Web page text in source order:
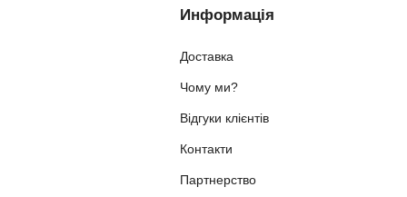
Информація
Доставка
Чому ми?
Відгуки клієнтів
Контакти
Партнерство